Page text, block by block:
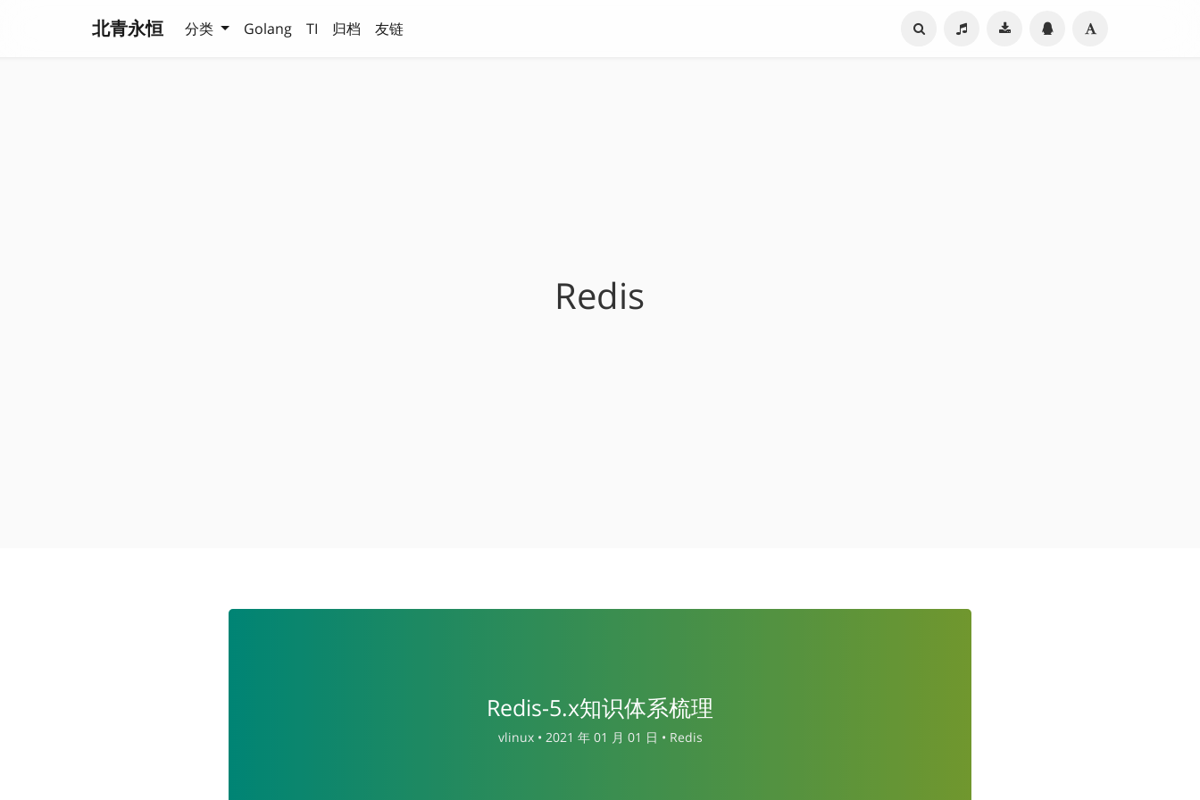
北青永恒 分类 Golang TI 归档 友链
Redis
Redis-5.x知识体系梳理
vlinux • 2021 年 01 月 01 日 • Redis